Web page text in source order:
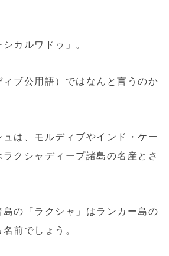
カルワドゥ」。
ブ公用語）ではなんと言うのか
は、モルディブやインド・ケー
クシャディープ諸島の名産とさ
の「ラクシャ」はランカー島の
前でしょう。